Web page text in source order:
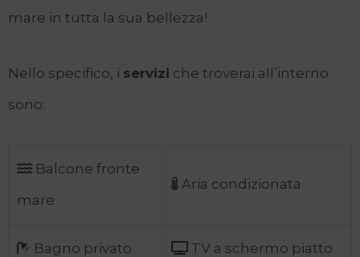
mare in tutta la sua bellezza!
Nello specifico, i servizi che troverai all’interno
sono:
Balcone fronte
mare
Aria condizionata
Bagno privato TV a schermo piatto